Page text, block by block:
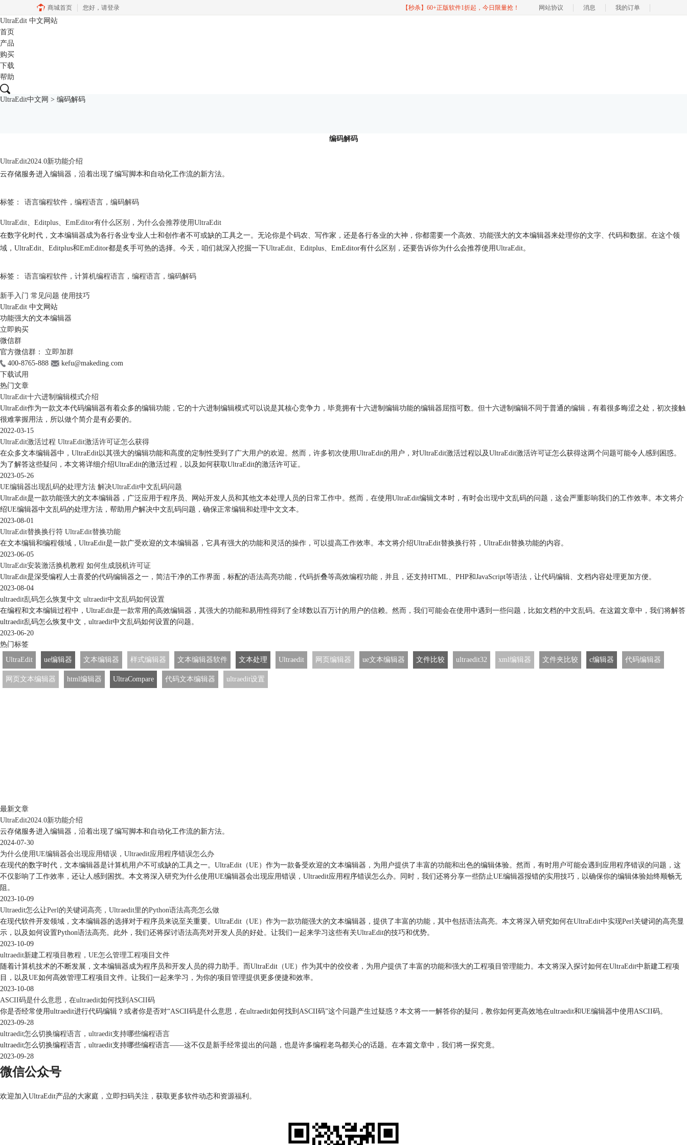
商城首页 您好， 请登录 【秒杀】60+正版软件1折起，今日限量抢！ 网站协议 消息 我的订单
UltraEdit 中文网站
首页
产品
购买
下载
帮助
UltraEdit中文网 > 编码解码
编码解码
UltraEdit2024.0新功能介绍
云存储服务进入编辑器，沿着出现了编写脚本和自动化工作流的新方法。
标签： 语言编程软件 ， 编程语言 ， 编码解码
UltraEdit、Editplus、EmEditor有什么区别，为什么会推荐使用UltraEdit
在数字化时代，文本编辑器成为各行各业专业人士和创作者不可或缺的工具之一。无论你是个码农、写作家，还是各行各业的大神，你都需要一个高效、功能强大的文本编辑器来处理你的文字、代码和数据。在这个领
域，UltraEdit、Editplus和EmEditor都是炙手可热的选择。今天，咱们就深入挖掘一下UltraEdit、Editplus、EmEditor有什么区别，还要告诉你为什么会推荐使用UltraEdit。
标签： 语言编程软件 ， 计算机编程语言 ， 编程语言 ， 编码解码
新手入门 常见问题 使用技巧
UltraEdit 中文网站
功能强大的文本编辑器
立即购买
微信群
官方微信群： 立即加群
400-8765-888
kefu@makeding.com
下载试用
热门文章
UltraEdit十六进制编辑模式介绍
UltraEdit作为一款文本代码编辑器有着众多的编辑功能，它的十六进制编辑模式可以说是其核心竞争力，毕竟拥有十六进制编辑功能的编辑器屈指可数。但十六进制编辑不同于普通的编辑，有着很多晦涩之处，初次接触
很难掌握用法，所以做个简介是有必要的。
2022-03-15
UltraEdit激活过程 UltraEdit激活许可证怎么获得
在众多文本编辑器中，UltraEdit以其强大的编辑功能和高度的定制性受到了广大用户的欢迎。然而，许多初次使用UltraEdit的用户，对UltraEdit激活过程以及UltraEdit激活许可证怎么获得这两个问题可能令人感到困惑。
为了解答这些疑问，本文将详细介绍UltraEdit的激活过程，以及如何获取UltraEdit的激活许可证。
2023-05-26
UE编辑器出现乱码的处理方法 解决UltraEdit中文乱码问题
UltraEdit是一款功能强大的文本编辑器，广泛应用于程序员、网站开发人员和其他文本处理人员的日常工作中。然而，在使用UltraEdit编辑文本时，有时会出现中文乱码的问题，这会严重影响我们的工作效率。本文将介
绍UE编辑器中文乱码的处理方法，帮助用户解决中文乱码问题，确保正常编辑和处理中文文本。
2023-08-01
UltraEdit替换换行符 UltraEdit替换功能
在文本编辑和编程领域，UltraEdit是一款广受欢迎的文本编辑器，它具有强大的功能和灵活的操作，可以提高工作效率。本文将介绍UltraEdit替换换行符，UltraEdit替换功能的内容。
2023-06-05
UltraEdit安装激活换机教程 如何生成脱机许可证
UltraEdit是深受编程人士喜爱的代码编辑器之一，简洁干净的工作界面，标配的语法高亮功能，代码折叠等高效编程功能，并且，还支持HTML、PHP和JavaScript等语法，让代码编辑、文档内容处理更加方便。
2023-08-04
ultraedit乱码怎么恢复中文 ultraedit中文乱码如何设置
在编程和文本编辑过程中，UltraEdit是一款常用的高效编辑器，其强大的功能和易用性得到了全球数以百万计的用户的信赖。然而，我们可能会在使用中遇到一些问题，比如文档的中文乱码。在这篇文章中，我们将解答
ultraedit乱码怎么恢复中文，ultraedit中文乱码如何设置的问题。
2023-06-20
热门标签
UltraEdit
ue编辑器 文本编辑器 样式编辑器 文本编辑器软件 文本处理 Ultraedit 网页编辑器 ue文本编辑器 文件比较 ultraedit32 xml编辑器 文件夹比较 c编辑器 代码编辑器
网页文本编辑器 html编辑器 UltraCompare 代码文本编辑器 ultraedit设置
最新文章
UltraEdit2024.0新功能介绍
云存储服务进入编辑器，沿着出现了编写脚本和自动化工作流的新方法。
2024-07-30
为什么使用UE编辑器会出现应用错误，Ultraedit应用程序错误怎么办
在现代的数字时代，文本编辑器是计算机用户不可或缺的工具之一。UltraEdit（UE）作为一款备受欢迎的文本编辑器，为用户提供了丰富的功能和出色的编辑体验。然而，有时用户可能会遇到应用程序错误的问题，这
不仅影响了工作效率，还让人感到困扰。本文将深入研究为什么使用UE编辑器会出现应用错误，Ultraedit应用程序错误怎么办。同时，我们还将分享一些防止UE编辑器报错的实用技巧，以确保你的编辑体验始终顺畅无
阻。
2023-10-09
Ultraedit怎么让Perl的关键词高亮，Ultraedit里的Python语法高亮怎么做
在现代软件开发领域，文本编辑器的选择对于程序员来说至关重要。UltraEdit（UE）作为一款功能强大的文本编辑器，提供了丰富的功能，其中包括语法高亮。本文将深入研究如何在UltraEdit中实现Perl关键词的高亮显
示，以及如何设置Python语法高亮。此外，我们还将探讨语法高亮对开发人员的好处。让我们一起来学习这些有关UltraEdit的技巧和优势。
2023-10-09
ultraedit新建工程项目教程，UE怎么管理工程项目文件
随着计算机技术的不断发展，文本编辑器成为程序员和开发人员的得力助手。而UltraEdit（UE）作为其中的佼佼者，为用户提供了丰富的功能和强大的工程项目管理能力。本文将深入探讨如何在UltraEdit中新建工程项
目，以及UE如何高效管理工程项目文件。让我们一起来学习，为你的项目管理提供更多便捷和效率。
2023-10-08
ASCII码是什么意思，在ultraedit如何找到ASCII码
你是否经常使用ultraedit进行代码编辑？或者你是否对“ASCII码是什么意思，在ultraedit如何找到ASCII码”这个问题产生过疑惑？本文将一一解答你的疑问，教你如何更高效地在ultraedit和UE编辑器中使用ASCII码。
2023-09-28
ultraedit怎么切换编程语言，ultraedit支持哪些编程语言
ultraedit怎么切换编程语言，ultraedit支持哪些编程语言——这不仅是新手经常提出的问题，也是许多编程老鸟都关心的话题。在本篇文章中，我们将一探究竟。
2023-09-28
微信公众号
欢迎加入UltraEdit产品的大家庭，立即扫码关注，获取更多软件动态和资源福利。